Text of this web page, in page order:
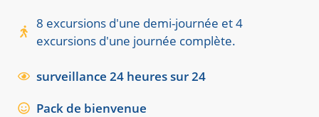
8 excursions d'une demi-journée et 4
excursions d'une journée complète.
surveillance 24 heures sur 24
Pack de bienvenue